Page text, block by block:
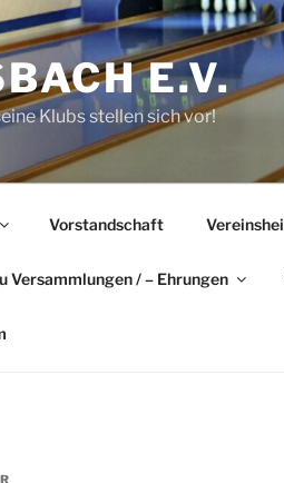
E.V.
Klubs stellen sich vor!
Vorstandschaft
Versammlungen / – Ehrungen